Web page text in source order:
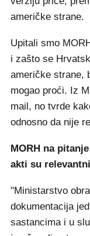
američke strane.
Upitali smo
i zašto se
američke strane,
mogao proći. Iz
mail, no tvrde
odnosno da nije
MORH na
akti su relevantni
"Ministarstvo
dokumentacija
sastancima i u